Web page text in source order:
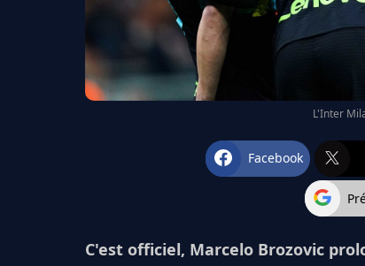
L'Inter
Facebook
C'est officiel, Marcelo Brozovic